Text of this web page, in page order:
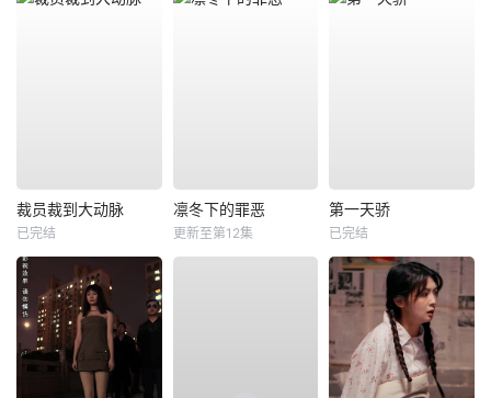
裁员裁到大动脉
已完结
凛冬下的罪恶
更新至第12集
第一天骄
已完结